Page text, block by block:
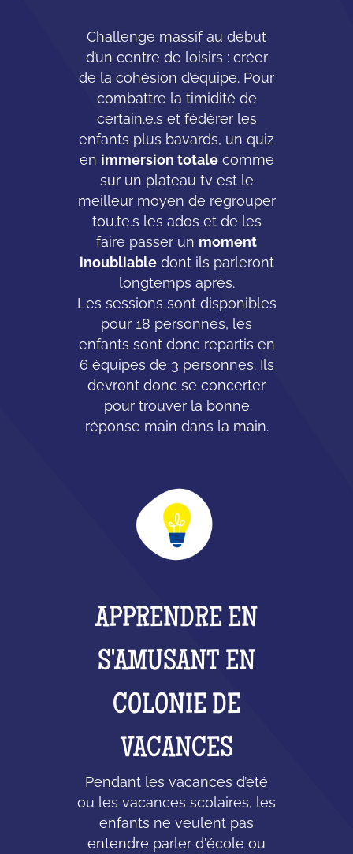
Challenge massif au début
d’un centre de loisirs : créer
de la cohésion d’équipe. Pour
combattre la timidité de
certain.e.s et fédérer les
enfants plus bavards, un quiz
en immersion totalecomme
sur un plateau tv est le
meilleur moyen de regrouper
tou.te.s les ados et de les
faire passer un moment
inoubliabledont ils parleront
longtemps après.
Les sessions sont disponibles
pour 18 personnes, les
enfants sont donc repartis en
6 équipes de 3 personnes. Ils
devront donc se concerter
pour trouver la bonne
réponse main dans la main.
APPRENDRE EN
S'AMUSANT EN
COLONIE DE
VACANCES
Pendant les vacances d’été
ou les vacances scolaires, les
enfants ne veulent pas
entendre parler d'école ou